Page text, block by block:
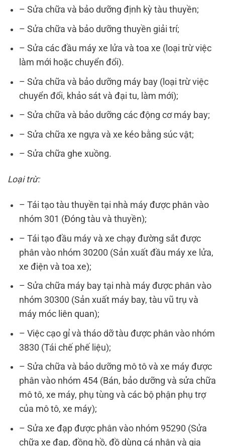
– Sửa chữa và bảo dưỡng định kỳ tàu thuyền;
– Sửa chữa và bảo dưỡng thuyền giải trí;
– Sửa các đầu máy xe lửa và toa xe (loại trừ việc
làm mới hoặc chuyển đổi).
– Sửa chữa và bảo dưỡng máy bay (loại trừ việc
chuyển đổi, khảo sát và đại tu, làm mới);
– Sửa chữa và bảo dưỡng các động cơ máy bay;
– Sửa chữa xe ngựa và xe kéo bằng súc vật;
– Sửa chữa ghe xuồng.
Loại trừ:
– Tái tạo tàu thuyền tại nhà máy được phân vào
nhóm 301 (Đóng tàu và thuyền);
– Tái tạo đầu máy và xe chạy đường sắt được
phân vào nhóm 30200 (Sản xuất đầu máy xe lửa,
xe điện và toa xe);
– Sửa chữa máy bay tại nhà máy được phân vào
nhóm 30300 (Sản xuất máy bay, tàu vũ trụ và
máy móc liên quan);
– Việc cạo gỉ và tháo dỡ tàu được phân vào nhóm
3830 (Tái chế phế liệu);
– Sửa chữa và bảo dưỡng mô tô và xe máy được
phân vào nhóm 454 (Bán, bảo dưỡng và sửa chữa
mô tô, xe máy, phụ tùng và các bộ phận phụ trợ
của mô tô, xe máy);
– Sửa xe đạp được phân vào nhóm 95290 (Sửa
chữa xe đạp, đồng hồ, đồ dùng cá nhân và gia